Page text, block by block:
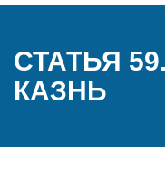
СТАТЬЯ
КАЗНЬ